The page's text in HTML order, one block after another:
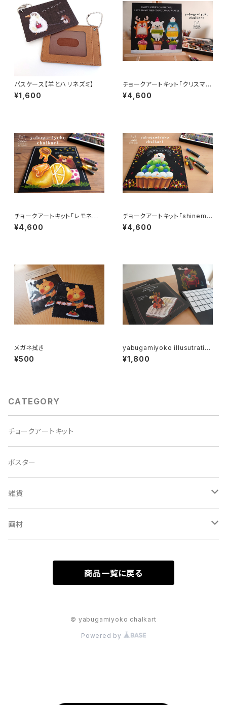
パスケース【羊とハリネズミ】
¥1,600
チョークアートキット「クリスマス
トリオ」
¥4,600
チョークアートキット「レモネー
ド作ろう」
¥4,600
チョークアートキット「shinemu
scat tart」
¥4,600
メガネ拭き
¥500
yabugamiyoko illusutratio
n オリジナルカレンダー 2024
¥1,800
CATEGORY
チョークアートキット
ポスター
雑貨
メガネ拭き
画材
商品一覧に戻る
© yabugamiyoko chalkart
Powered by